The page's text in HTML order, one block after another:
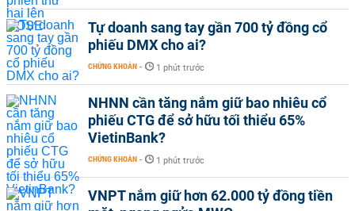
Tự doanh sang tay gần 700 tỷ đồng cổ
phiếu DMX cho ai?
CHỨNG KHOÁN - 1 phút trước
NHNN cần tăng nắm giữ bao nhiêu cổ
phiếu CTG để sở hữu tối thiểu 65%
VietinBank?
CHỨNG KHOÁN - 1 phút trước
VNPT nắm giữ hơn 62.000 tỷ đồng tiền